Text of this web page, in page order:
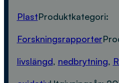
PlastProduktkategori:
Forskningsrapporter
livslängd, nedbrytning,